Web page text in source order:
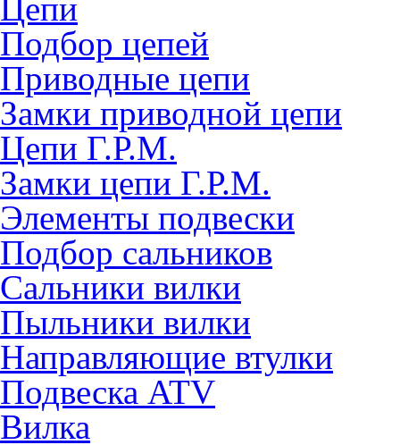
Цепи
Подбор цепей
Приводные цепи
Замки приводной цепи
Цепи Г.Р.М.
Замки цепи Г.Р.М.
Элементы подвески
Подбор сальников
Сальники вилки
Пыльники вилки
Направляющие втулки
Подвеска ATV
Вилка